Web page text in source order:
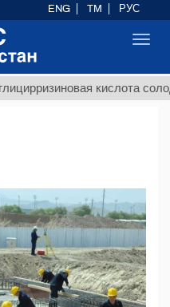
кислота солодкового
ENG TM РУС